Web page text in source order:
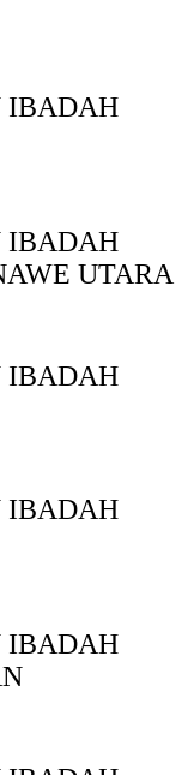
IBADAH
IBADAH
UTARA
IBADAH
IBADAH
IBADAH